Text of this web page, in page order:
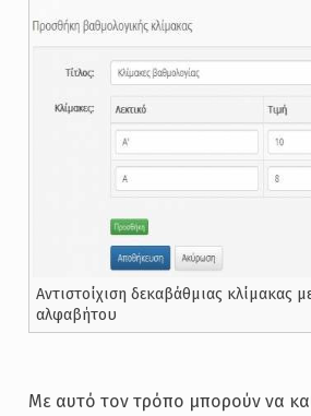
Αντιστοίχιση δεκαβάθμιας κλίμακας
αλφαβήτου
Με αυτό τον τρόπο μπορούν να